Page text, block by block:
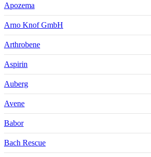
Apozema
Arno Knof GmbH
Arthrobene
Aspirin
Auberg
Avene
Babor
Bach Rescue